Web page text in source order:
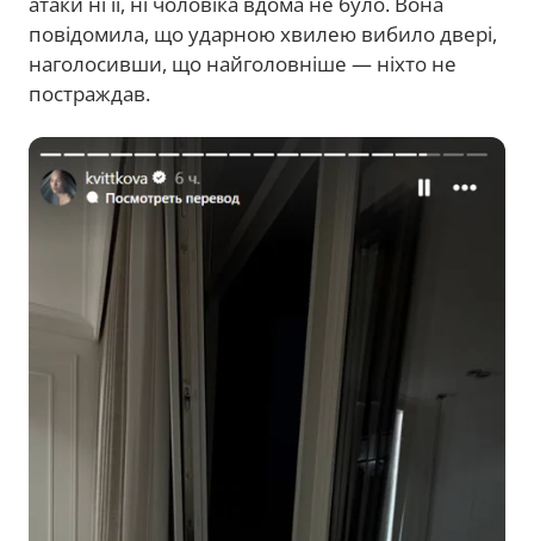
повідомила, що ударною хвилею вибило двері,
наголосивши, що найголовніше — ніхто не
постраждав.